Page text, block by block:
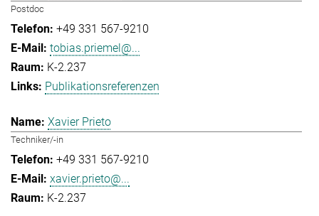
Postdoc
+49 331 567-9210
tobias.priemel@...
K-2.237
Publikationsreferenzen
Xavier Prieto
Techniker/-in
+49 331 567-9210
xavier.prieto@...
K-2.237